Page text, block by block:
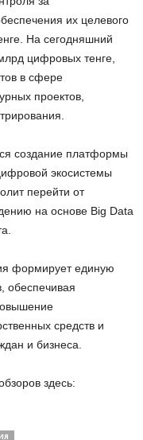
их целевого
На сегодняшний
цифровых тенге,
в сфере
проектов,
создание платформы
экосистемы
перейти от
на основе Big Data
формирует единую
обеспечивая
средств и
и бизнеса.
здесь: